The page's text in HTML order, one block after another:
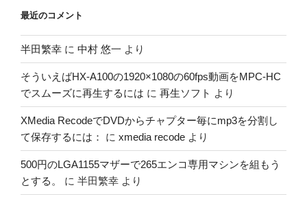
最近のコメント
半田繁幸 に 中村 悠一 より
そういえばHX-A100の1920×1080の60fps動画をMPC-HC
でスムーズに再生するには に 再生ソフト より
XMedia RecodeでDVDからチャプター毎にmp3を分割し
て保存するには：
に xmedia recode より
500円のLGA1155マザーで265エンコ専用マシンを組もう
とする。
に 半田繁幸 より